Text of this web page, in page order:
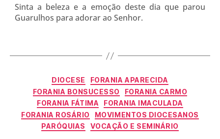
Sinta a beleza e a emoção deste dia que parou
Guarulhos para adorar ao Senhor.
DIOCESE
FORANIA APARECIDA
FORANIA BONSUCESSO
FORANIA CARMO
FORANIA FÁTIMA
FORANIA IMACULADA
FORANIA ROSÁRIO
MOVIMENTOS DIOCESANOS
PARÓQUIAS
VOCAÇÃO E SEMINÁRIO